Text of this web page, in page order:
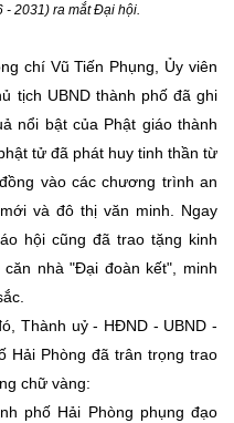
- 2031) ra mắt Đại hội.
chí Vũ Tiến Phụng, Ủy viên
tịch UBND thành phố đã ghi
nổi bật của Phật giáo thành
tử đã phát huy tinh thần từ
vào các chương trình an
và đô thị văn minh. Ngay
hội cũng đã trao tặng kinh
nhà "Đại đoàn kết", minh
Thành uỷ - HĐND - UBND -
Hải Phòng đã trân trọng trao
chữ vàng:
phố Hải Phòng phụng đạo